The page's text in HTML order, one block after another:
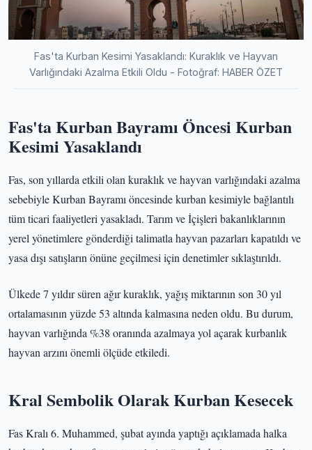
Fas'ta Kurban Kesimi Yasaklandı: Kuraklık ve Hayvan
Varlığındaki Azalma Etkili Oldu - Fotoğraf: HABER ÖZET
Fas'ta Kurban Bayramı Öncesi Kurban
Kesimi Yasaklandı
Fas, son yıllarda etkili olan kuraklık ve hayvan varlığındaki azalma
sebebiyle Kurban Bayramı öncesinde kurban kesimiyle bağlantılı
tüm ticari faaliyetleri yasakladı. Tarım ve İçişleri bakanlıklarının
yerel yönetimlere gönderdiği talimatla hayvan pazarları kapatıldı ve
yasa dışı satışların önüne geçilmesi için denetimler sıklaştırıldı.
Ülkede 7 yıldır süren ağır kuraklık, yağış miktarının son 30 yıl
ortalamasının yüzde 53 altında kalmasına neden oldu. Bu durum,
hayvan varlığında %38 oranında azalmaya yol açarak kurbanlık
hayvan arzını önemli ölçüde etkiledi.
Kral Sembolik Olarak Kurban Kesecek
Fas Kralı 6. Muhammed, şubat ayında yaptığı açıklamada halka